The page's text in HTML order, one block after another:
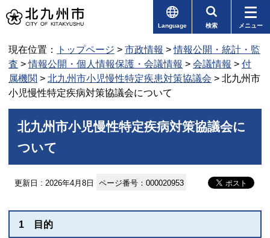
Language 検索 メニュー
現在位置： トップページ > 市政情報 >情報公開・統計・監
査 >情報公開・個人情報保護・会議情報 > 会議情報 > 付
属機関 > 北九州市小児慢性特定疾患対策協議会 > 北九州市
小児慢性特定疾病対策協議会について
北九州市小児慢性特定疾病対策協議会に
ついて
更新日 : 2026年4月8日 ページ番号：000020953
1 目的